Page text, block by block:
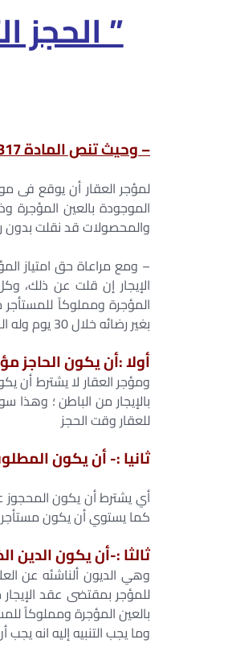
” الحجز
– وحيث تنص المادة 317 من قانون المرافعات علي :-
لمؤجر العقار أن يوقع فى
الموجودة بالعين المؤجرة
والمحصولات قد نقلت بدون
الإيجار إن قلت عن ذلك،
المؤجرة ومملوكاً
بغير رضائه خلال 30 يوم وله الحق في الحجز التحفظي عليها ولكن وفقا للشروط ألأتيه :-
أولا :أن يكون الحاجز
ومؤجر العقار لا يشترط أن
بالإيجار من الباطن ؛ وهذا
للعقار وقت الحجز
ثانيا :- أن يكون
أي يشترط أن يكون المحجوز
كما يستوي أن يكون
ثالثا :-أن يكون الدين
وهي الديون ألناشئه عن
للمؤجر بمقتضى عقد
بالعين المؤجرة ومملوكاً
وما يجب التنبيه إليه انه